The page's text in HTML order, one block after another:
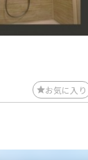
お気に入り